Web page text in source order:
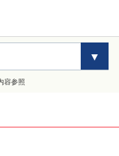
容参照